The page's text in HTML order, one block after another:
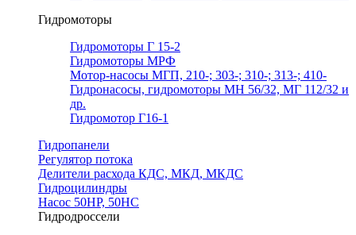
Гидромоторы
Гидромоторы Г 15-2
Гидромоторы МРФ
Мотор-насосы МГП, 210-; 303-; 310-; 313-; 410-
Гидронасосы, гидромоторы МН 56/32, МГ 112/32 и
др.
Гидромотор Г16-1
Гидропанели
Регулятор потока
Делители расхода КДС, МКД, МКДС
Гидроцилиндры
Насос 50НР, 50НС
Гидродроссели